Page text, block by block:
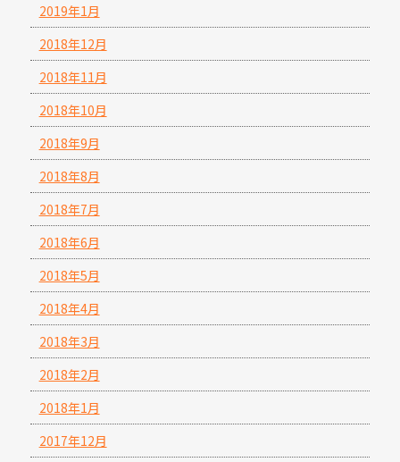
2019年1月
2018年12月
2018年11月
2018年10月
2018年9月
2018年8月
2018年7月
2018年6月
2018年5月
2018年4月
2018年3月
2018年2月
2018年1月
2017年12月